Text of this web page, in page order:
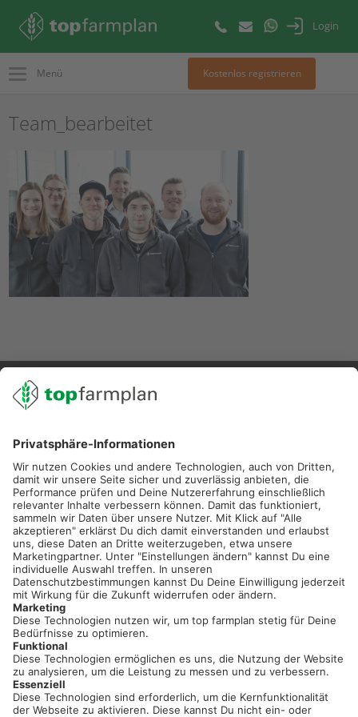
Login
Menü Kostenlos registrieren
Team_bearbeitet
02501 801 44 84
service@topfarmplan.de
Sei immer auf dem Laufenden!
Neue Features, spannende Tipps und hilfreiche Anleitungen!
Registriere dich kostenlos!